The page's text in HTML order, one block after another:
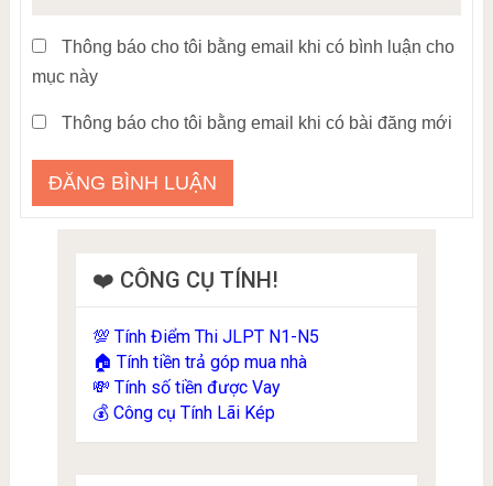
Thông báo cho tôi bằng email khi có bình luận cho
mục này
Thông báo cho tôi bằng email khi có bài đăng mới
❤️ CÔNG CỤ TÍNH!
💯 Tính Điểm Thi JLPT N1-N5
🏠 Tính tiền trả góp mua nhà
💸 Tính số tiền được Vay
💰 Công cụ Tính Lãi Kép